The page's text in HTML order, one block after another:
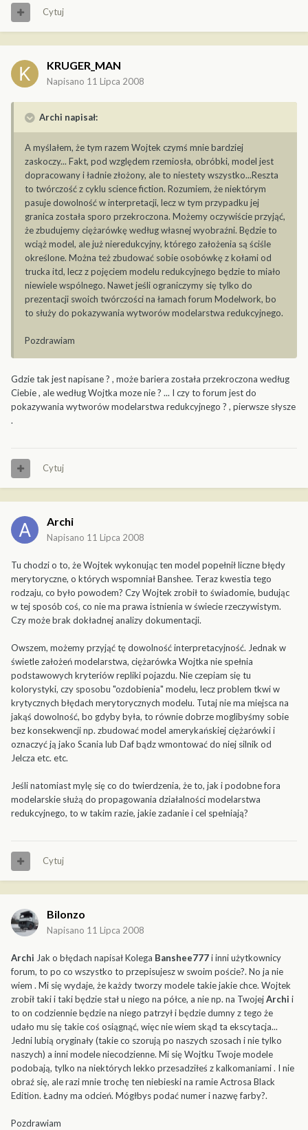
Cytuj
KRUGER_MAN
Napisano 11 Lipca 2008
Archi napisał:
A myślałem, że tym razem Wojtek czymś mnie bardziej
zaskoczy... Fakt, pod względem rzemiosła, obróbki, model jest
dopracowany i ładnie złożony, ale to niestety wszystko...Reszta
to twórczość z cyklu science fiction. Rozumiem, że niektórym
pasuje dowolność w interpretacji, lecz w tym przypadku jej
granica została sporo przekroczona. Możemy oczywiście przyjąć,
że zbudujemy ciężarówkę według własnej wyobraźni. Będzie to
wciąż model, ale już nieredukcyjny, którego założenia są ściśle
określone. Można też zbudować sobie osobówkę z kołami od
trucka itd, lecz z pojęciem modelu redukcyjnego będzie to miało
niewiele wspólnego. Nawet jeśli ograniczymy się tylko do
prezentacji swoich twórczości na łamach forum Modelwork, bo
to służy do pokazywania wytworów modelarstwa redukcyjnego.
Pozdrawiam
Gdzie tak jest napisane ? , może bariera została przekroczona według
Ciebie , ale według Wojtka moze nie ? ... I czy to forum jest do
pokazywania wytworów modelarstwa redukcyjnego ? , pierwsze słysze
.
Cytuj
Archi
Napisano 11 Lipca 2008
Tu chodzi o to, że Wojtek wykonując ten model popełnił liczne błędy
merytoryczne, o których wspomniał Banshee. Teraz kwestia tego
rodzaju, co było powodem? Czy Wojtek zrobił to świadomie, budując
w tej sposób coś, co nie ma prawa istnienia w świecie rzeczywistym.
Czy może brak dokładnej analizy dokumentacji.
Owszem, możemy przyjąć tę dowolność interpretacyjność. Jednak w
świetle założeń modelarstwa, ciężarówka Wojtka nie spełnia
podstawowych kryteriów repliki pojazdu. Nie czepiam się tu
kolorystyki, czy sposobu "ozdobienia" modelu, lecz problem tkwi w
krytycznych błędach merytorycznych modelu. Tutaj nie ma miejsca na
jakąś dowolność, bo gdyby była, to równie dobrze moglibyśmy sobie
bez konsekwencji np. zbudować model amerykańskiej ciężarówki i
oznaczyć ją jako Scania lub Daf bądz wmontować do niej silnik od
Jelcza etc. etc.
Jeśli natomiast mylę się co do twierdzenia, że to, jak i podobne fora
modelarskie służą do propagowania działalności modelarstwa
redukcyjnego, to w takim razie, jakie zadanie i cel spełniają?
Cytuj
Bilonzo
Napisano 11 Lipca 2008
Archi Jak o błędach napisał Kolega Banshee777i inni użytkownicy
forum, to po co wszystko to przepisujesz w swoim poście?. No ja nie
wiem . Mi się wydaje, że każdy tworzy modele takie jakie chce. Wojtek
zrobił taki i taki będzie stał u niego na półce, a nie np. na TwojejArchi i
to on codziennie będzie na niego patrzył i będzie dumny z tego że
udało mu się takie coś osiągnąć, więc nie wiem skąd ta ekscytacja...
Jedni lubią oryginały (takie co szorują po naszych szosach i nie tylko
naszych) a inni modele niecodzienne. Mi się Wojtku Twoje modele
podobają, tylko na niektórych lekko przesadziłeś z kalkomaniami . I nie
obraź się, ale razi mnie trochę ten niebieski na ramie Actrosa Black
Edition. Ładny ma odcień. Mógłbys podać numer i nazwę farby?.
Pozdrawiam